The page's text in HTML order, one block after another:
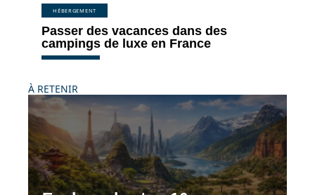
HÉBERGEMENT
Passer des vacances dans des
campings de luxe en France
À RETENIR